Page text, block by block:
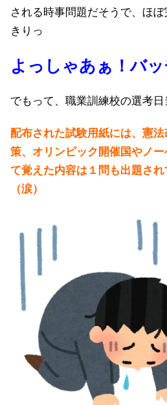
される時事問題だそうで、ほ
きりっ
よっしゃあぁ！バッ
でもって、職業訓練校の選考日
配布された試験用紙には、憲
策、オリンピック開催国やノ
て覚えた内容は１問も出題さ
（涙）